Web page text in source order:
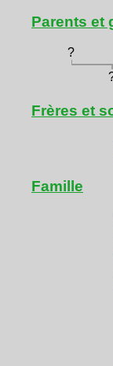
Parents et
?
Frères et
Famille